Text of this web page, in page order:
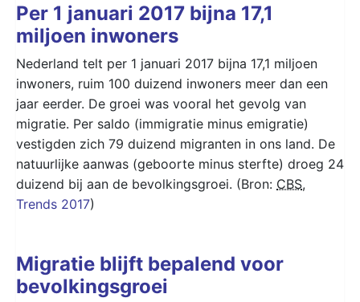
Per 1 januari 2017 bijna 17,1
miljoen inwoners
Nederland telt per 1 januari 2017 bijna 17,1 miljoen
inwoners, ruim 100 duizend inwoners meer dan een
jaar eerder. De groei was vooral het gevolg van
migratie. Per saldo (immigratie minus emigratie)
vestigden zich 79 duizend migranten in ons land. De
natuurlijke aanwas (geboorte minus sterfte) droeg 24
duizend bij aan de bevolkingsgroei. (Bron: CBS,
Trends 2017)
Migratie blijft bepalend voor
bevolkingsgroei